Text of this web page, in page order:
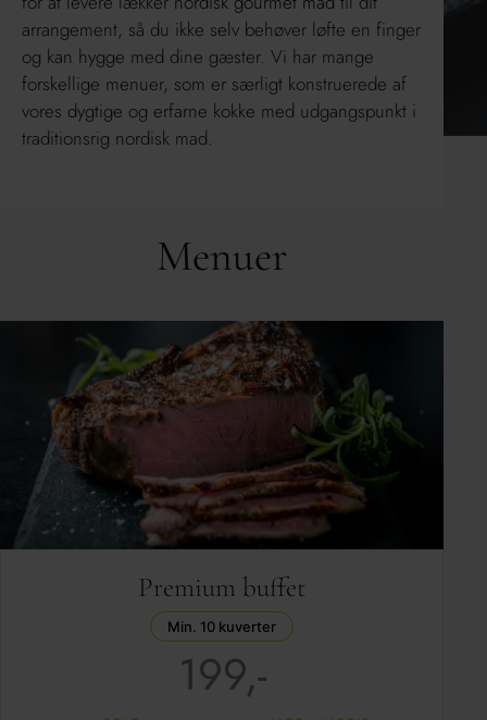
arrangement, så du ikke selv behøver løfte en finger
og kan hygge med dine gæster. Vi har mange
forskellige menuer, som er særligt konstruerede af
vores dygtige og erfarne kokke med udgangspunkt i
traditionsrig nordisk mad.
Menuer
Premium buffet
Min. 10 kuverter
199,-